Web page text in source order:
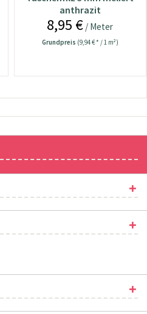
anthrazit
8,95 € / Meter
Grundpreis (9,94 € * / 1 m²)